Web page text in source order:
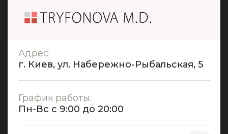
Адрес:
г. Киев, ул. Набережно-Рыбальская, 5
График работы:
Пн-Вс с 9:00 до 20:00